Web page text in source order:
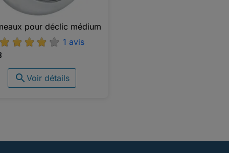
 Aperçu rapide
pour déclic médium
1 avis
 Voir détails